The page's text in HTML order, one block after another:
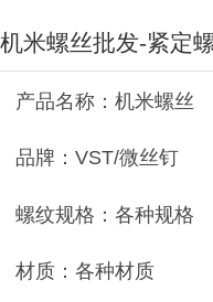
产品名称：机米螺丝
品牌：VST/微丝钉
螺纹规格：各种规格
材质：各种材质